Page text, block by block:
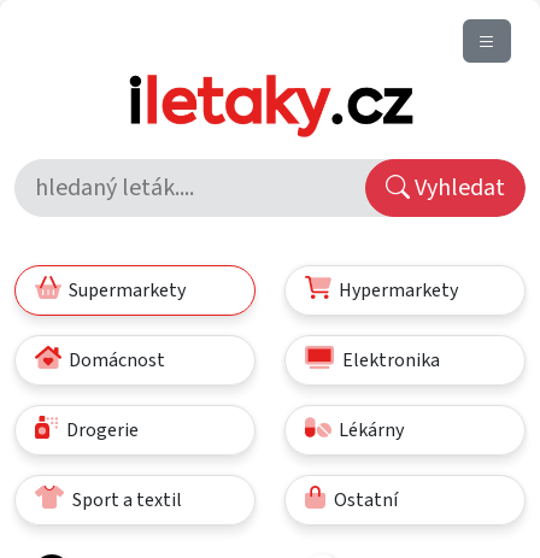
Vyhledat
Supermarkety Hypermarkety
Domácnost Elektronika
Drogerie Lékárny
Sport a textil Ostatní